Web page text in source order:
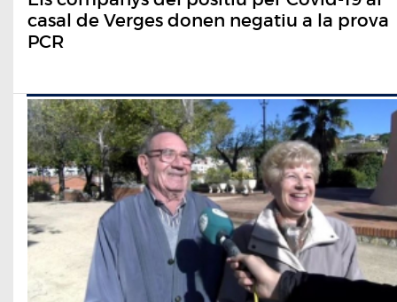
casal de Verges donen negatiu a la prova
PCR